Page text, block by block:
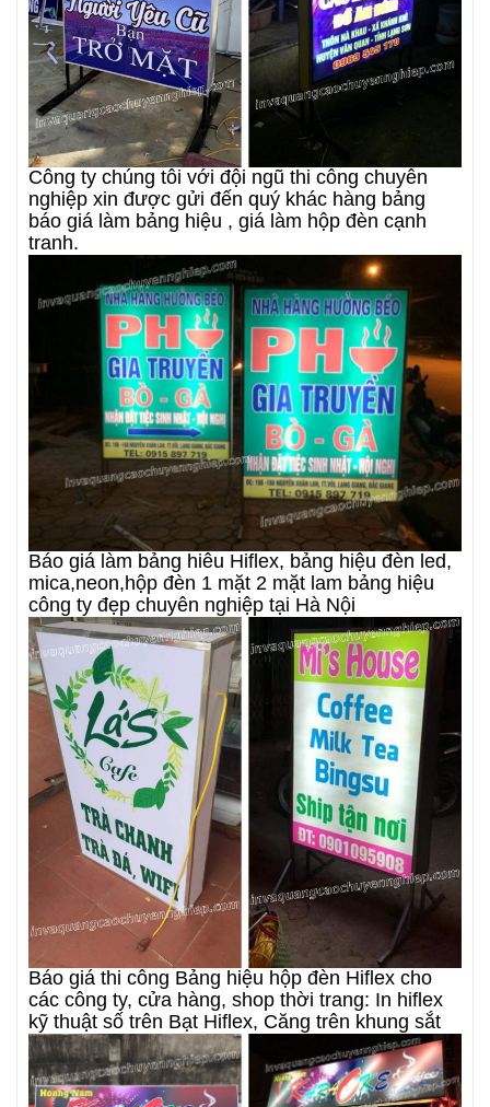
Công ty chúng tôi với đội ngũ thi công chuyên
nghiệp xin được gửi đến quý khác hàng bảng
báo giá làm bảng hiệu , giá làm hộp đèn cạnh
tranh.
Báo giá làm bảng hiêu Hiflex, bảng hiệu đèn led,
mica,neon,hộp đèn 1 mặt 2 mặt lam bảng hiệu
công ty đẹp chuyên nghiệp tại Hà Nội
Báo giá thi công Bảng hiệu hộp đèn Hiflex cho
các công ty, cửa hàng, shop thời trang: In hiflex
kỹ thuật số trên Bạt Hiflex, Căng trên khung sắt